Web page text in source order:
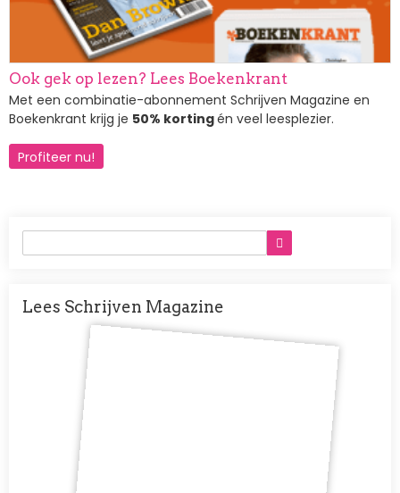
Ook gek op lezen? Lees Boekenkrant
Met een combinatie-abonnement Schrijven Magazine en
Boekenkrant krijg je 50% kortingén veel leesplezier.
Profiteer nu!
Lees Schrijven Magazine
Afbeelding